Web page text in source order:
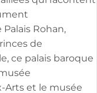
Rohan,
de
ce palais baroque
Arts et le musée